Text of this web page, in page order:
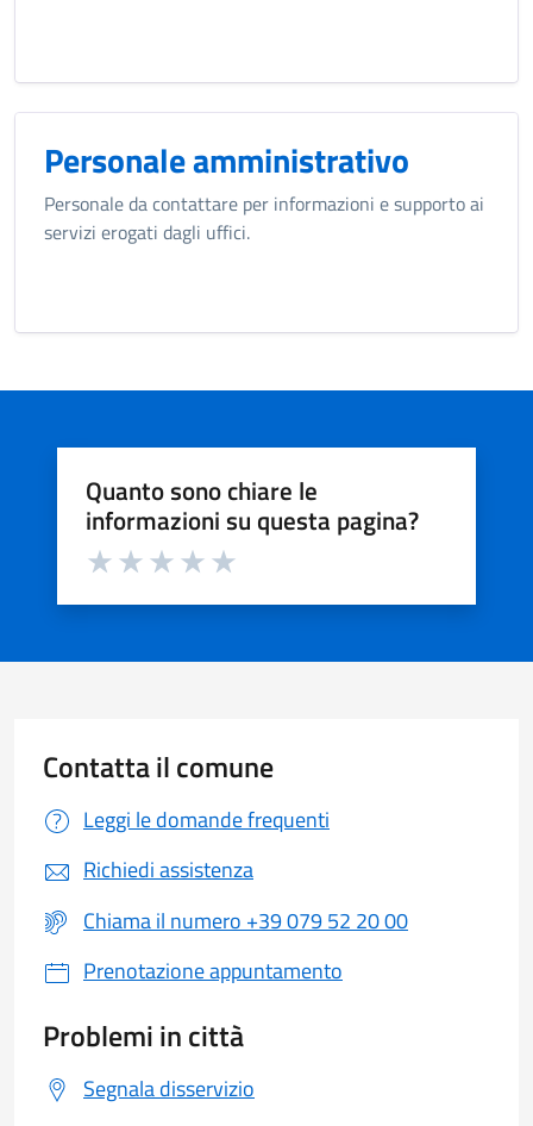
Personale amministrativo
Personale da contattare per informazioni e supporto ai
servizi erogati dagli uffici.
Quanto sono chiare le
informazioni su questa pagina?
Valuta da 1 a 5 stelle la pagina
Contatta il comune
Leggi le domande frequenti
Richiedi assistenza
Chiama il numero +39 079 52 20 00
Prenotazione appuntamento
Problemi in città
Segnala disservizio